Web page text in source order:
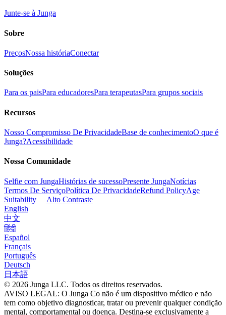
Junte-se à Junga
Sobre
PreçosNossa históriaConectar
Soluções
Para os paisPara educadoresPara terapeutasPara grupos sociais
Recursos
Nosso Compromisso De PrivacidadeBase de conhecimentoO que é
Junga?Acessibilidade
Nossa Comunidade
Selfie com JungaHistórias de sucessoPresente JungaNotícias
Termos De ServiçoPolítica De PrivacidadeRefund PolicyAge
Suitability
Alto Contraste
English
中文
हिंदी
Español
Français
Português
Deutsch
日本語
© 2026 Junga LLC. Todos os direitos reservados.
AVISO LEGAL: O Junga Co não é um dispositivo médico e não
tem como objetivo diagnosticar, tratar ou prevenir qualquer condição
mental, comportamental ou doença. Destina-se exclusivamente a